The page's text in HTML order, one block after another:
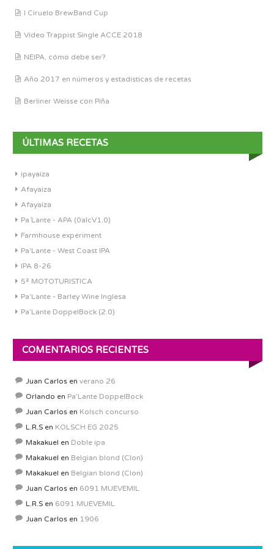
I Ciruelo BrewBand Cup
Vídeo Trappist Single ACCE 2018
NEIPA, cómo debe ser?
Año 2017 en números y estadísticas de recetas
Berliner Weisse con Piña
ÚLTIMAS RECETAS
ipayaiza
Afayaiza
Afayaiza
Pa´Lante - APA (0alcV1.0)
Farmhouse experiment
Pa'Lante - West Coast IPA
IPA 8-26
5ª MOTOTURISTICA
Pa'Lante - Barley Wine Inglesa
Pa’Lante DoppelBock (2.0)
COMENTARIOS RECIENTES
Juan Carlos en verano 26
Orlando en Pa’Lante DoppelBock
Juan Carlos en Kolsch concurso
L.R.S en KOLSCH EG 2025
Makakuel en Doble ipa
Makakuel en Belgian blond (Clon)
Makakuel en Belgian blond (Clon)
Juan Carlos en 6091 MUEVEMIL
L.R.S en 6091 MUEVEMIL
Juan Carlos en 1906